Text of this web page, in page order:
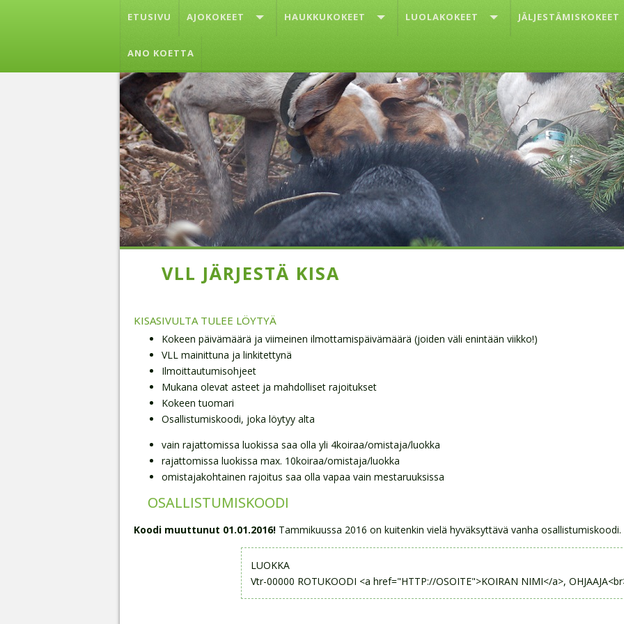
ETUSIVU AJOKOKEET HAUKKUKOKEET LUOLAKOKEET JÄLJESTÄMISKOKEET
ANO KOETTA
VLL JÄRJESTÄ KISA
KISASIVULTA TULEE LÖYTYÄ
Kokeen päivämäärä ja viimeinen ilmottamispäivämäärä (joiden väli enintään viikko!)
VLL mainittuna ja linkitettynä
Ilmoittautumisohjeet
Mukana olevat asteet ja mahdolliset rajoitukset
Kokeen tuomari
Osallistumiskoodi, joka löytyy alta
vain rajattomissa luokissa saa olla yli 4koiraa/omistaja/luokka
rajattomissa luokissa max. 10koiraa/omistaja/luokka
omistajakohtainen rajoitus saa olla vapaa vain mestaruuksissa
OSALLISTUMISKOODI
Koodi muuttunut 01.01.2016! Tammikuussa 2016 on kuitenkin vielä hyväksyttävä vanha osallistumiskoodi.
LUOKKA
Vtr-00000 ROTUKOODI <a href="HTTP://OSOITE">KOIRAN NIMI</a>,